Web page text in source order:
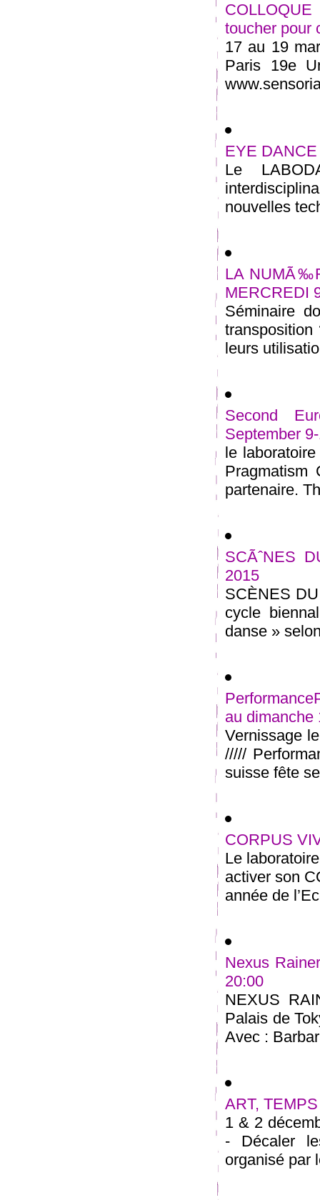
toucher pour
17 au 19
Paris 19e
EYE DANCE
Le
nouvelles
LA
MERCREDI
Séminaire
transposition
leurs
Second
September
le
Pragmatism
partenaire.
SCÃˆNES
2015
SCÈNES
cycle
danse »
au
Vernissage
/////
suisse fête
CORPUS
Le
activer son
année de
Nexus
20:00
NEXUS
Palais de
Avec :
ART,
1 & 2
- Décaler
organisé par